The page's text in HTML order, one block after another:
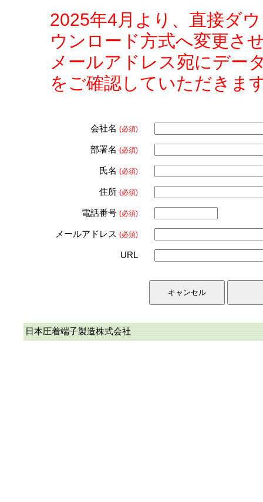
2025年4月より、直接ダ
ウンロード方式へ変更さ
メールアドレス宛にデー
をご確認していただきま
会社名 (必須)
部署名 (必須)
氏名 (必須)
住所 (必須)
電話番号 (必須)
メールアドレス (必須)
URL
日本圧着端子製造株式会社